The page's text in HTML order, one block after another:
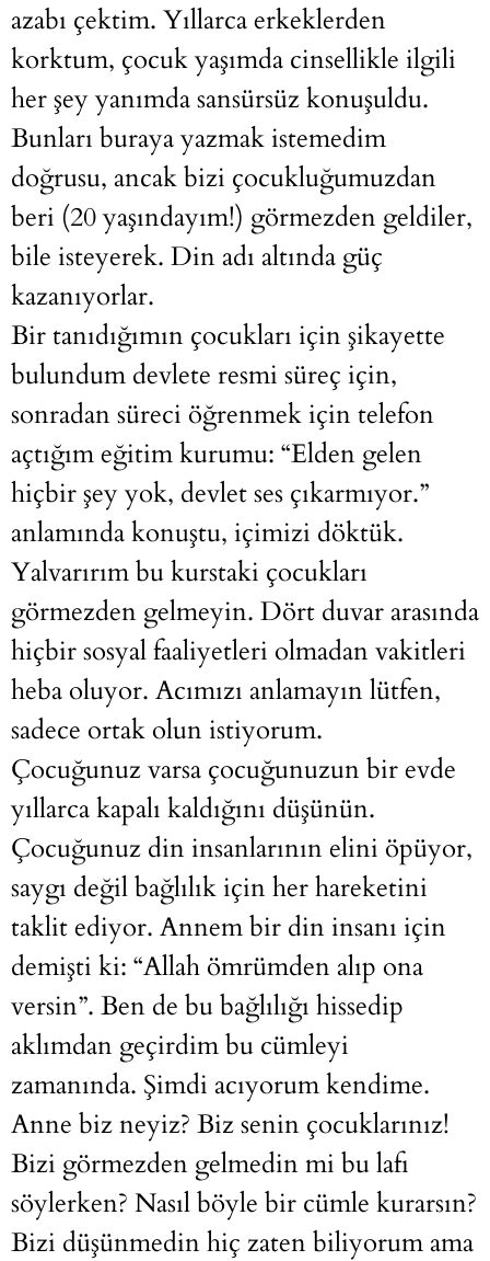
azabı çektim. Yıllarca erkeklerden
korktum, çocuk yaşımda cinsellikle ilgili
her şey yanımda sansürsüz konuşuldu.
Bunları buraya yazmak istemedim
doğrusu, ancak bizi çocukluğumuzdan
beri (20 yaşındayım!) görmezden geldiler,
bile isteyerek. Din adı altında güç
kazanıyorlar.
Bir tanıdığımın çocukları için şikayette
bulundum devlete resmi süreç için,
sonradan süreci öğrenmek için telefon
açtığım eğitim kurumu: “Elden gelen
hiçbir şey yok, devlet ses çıkarmıyor.”
anlamında konuştu, içimizi döktük.
Yalvarırım bu kurstaki çocukları
görmezden gelmeyin. Dört duvar arasında
hiçbir sosyal faaliyetleri olmadan vakitleri
heba oluyor. Acımızı anlamayın lütfen,
sadece ortak olun istiyorum.
Çocuğunuz varsa çocuğunuzun bir evde
yıllarca kapalı kaldığını düşünün.
Çocuğunuz din insanlarının elini öpüyor,
saygı değil bağlılık için her hareketini
taklit ediyor. Annem bir din insanı için
demişti ki: “Allah ömrümden alıp ona
versin”. Ben de bu bağlılığı hissedip
aklımdan geçirdim bu cümleyi
zamanında. Şimdi acıyorum kendime.
Anne biz neyiz? Biz senin çocuklarınız!
Bizi görmezden gelmedin mi bu lafı
söylerken? Nasıl böyle bir cümle kurarsın?
Bizi düşünmedin hiç zaten biliyorum ama